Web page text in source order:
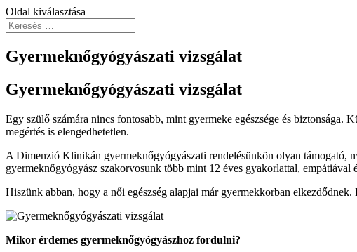
Oldal kiválasztása
Gyermeknőgyógyászati vizsgálat
Gyermeknőgyógyászati vizsgálat
Egy szülő számára nincs fontosabb, mint gyermeke egészsége és
megértés is elengedhetetlen.
A Dimenzió Klinikán gyermeknőgyógyászati rendelésünkön olyan támogató,
gyermeknőgyógyász szakorvosunk több mint 12 éves gyakorlattal,
Hiszünk abban, hogy a női egészség alapjai már gyermekkorban
Mikor érdemes gyermeknőgyógyászhoz fordulni?